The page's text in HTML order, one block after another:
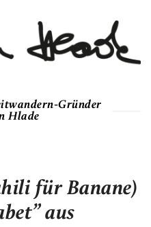
Gründer
Hlade
für Banane)
aus